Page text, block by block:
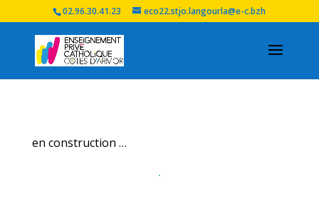
02.96.30.41.23 eco22.stjo.langourla@e-c.bzh
en construction …